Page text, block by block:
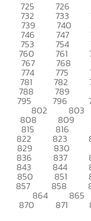
725 726
732 733
739 740
746 747
753 754
760 761
767 768
774 775
781 782
788 789
795 796
802 803
808 809
815 816
822 823
829 830
836 837
843 844
850 851
857 858
864 865
870 871